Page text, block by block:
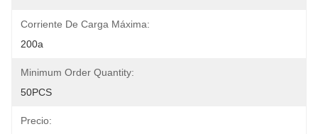
Corriente De Carga Máxima:
200a
Minimum Order Quantity:
50PCS
Precio: